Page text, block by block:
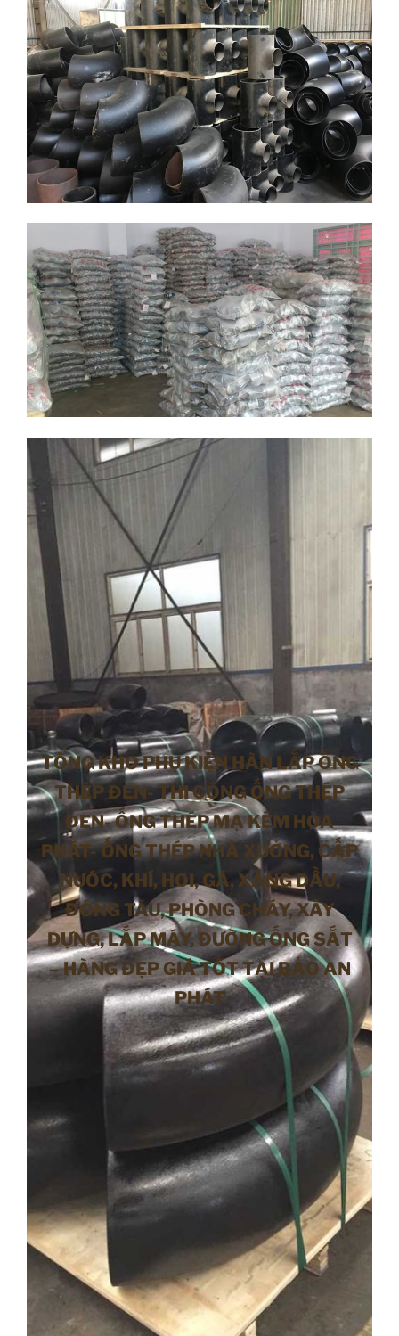
TỔNG KHO PHỤ KIỆN HÀN LẮP ỐNG
THÉP ĐEN- THI CÔNG ỐNG THÉP
ĐEN- ỐNG THÉP MẠ KẼM HÒA
PHÁT- ỐNG THÉP NHÀ XƯỞNG, CẤP
NƯỚC, KHÍ, HƠI, GÁ, XĂNG DẦU,
ĐÓNG TÀU, PHÒNG CHÁY, XÂY
DỰNG, LẮP MÁY, ĐƯỜNG ỐNG SẮT
– HÀNG ĐẸP GIÁ TỐT TẠI BẢO AN
PHÁT